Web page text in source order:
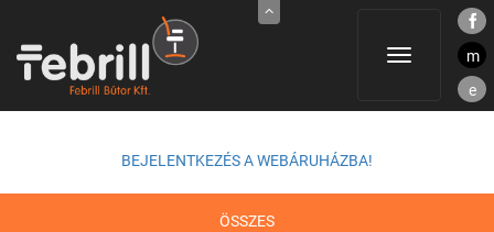
m
e
Toggle
navigation
BEJELENTKEZÉS A WEBÁRUHÁZBA!
ÖSSZES